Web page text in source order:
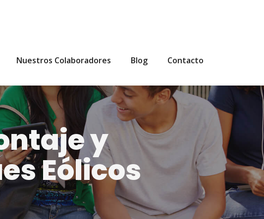
Nuestros Colaboradores Blog Contacto
y
Eólicos